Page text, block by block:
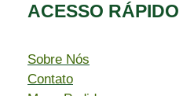
ACESSO RÁPIDO​
Sobre Nós
Contato